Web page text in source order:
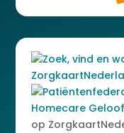
Homecare
op